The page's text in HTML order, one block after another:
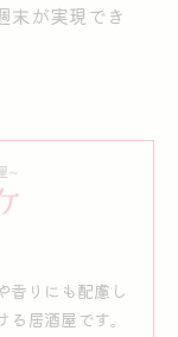
末が実現でき
香りにも配慮し
居酒屋です。